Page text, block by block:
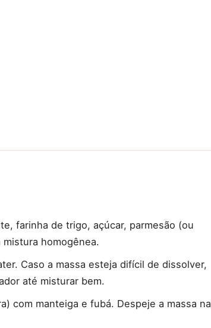
farinha de trigo, açúcar, parmesão (ou
homogênea.
Caso a massa esteja difícil de dissolver,
até misturar bem.
com manteiga e fubá. Despeje a massa na